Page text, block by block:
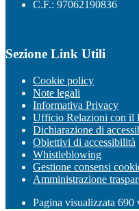
C.F.: 97062190836
Sezione Link Utili
Cookie policy
Note legali
Informativa Privacy
Ufficio Relazioni con il
Dichiarazione di
Obiettivi di accessibilità
Whistleblowing
Gestione consensi
Amministrazione
Pagina visualizzata 690